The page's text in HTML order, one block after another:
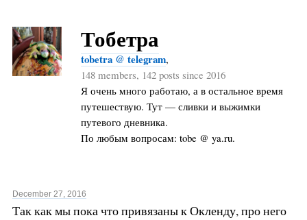
Тобетра
tobetra @ telegram,
148 members, 142 posts since 2016
Я очень много работаю, а в остальное время
путешествую. Тут — сливки и выжимки
путевого дневника.
По любым вопросам: tobe @ ya.ru.
December 27, 2016
Так как мы пока что привязаны к Окленду, про него